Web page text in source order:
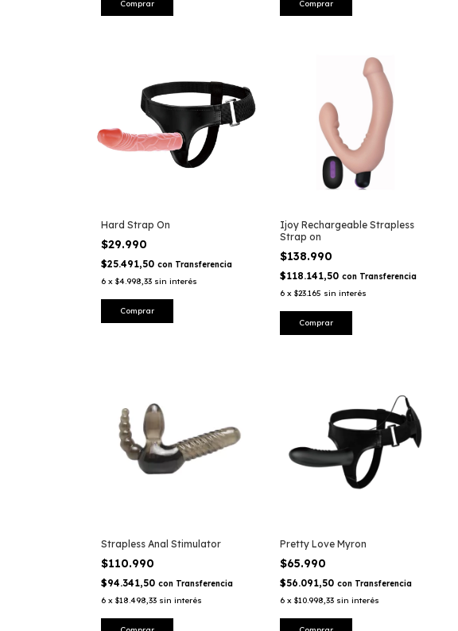
Hard Strap On
$29.990
$25.491,50 con Transferencia
6 x $4.998,33 sin interés
Ijoy Rechargeable Strapless
Strap on
$138.990
$118.141,50 con Transferencia
6 x $23.165 sin interés
Strapless Anal Stimulator
$110.990
$94.341,50 con Transferencia
6 x $18.498,33 sin interés
Pretty Love Myron
$65.990
$56.091,50 con Transferencia
6 x $10.998,33 sin interés